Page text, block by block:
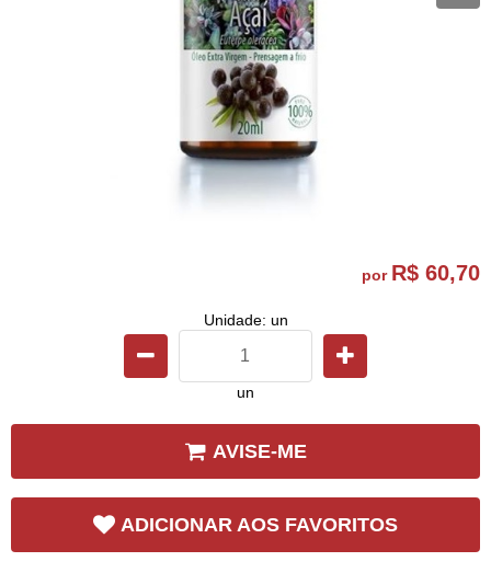
por R$ 60,70
Unidade: un
un
AVISE-ME
ADICIONAR AOS FAVORITOS